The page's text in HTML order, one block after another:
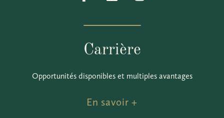
Carrière
Opportunités disponibles et multiples avantages
En savoir +